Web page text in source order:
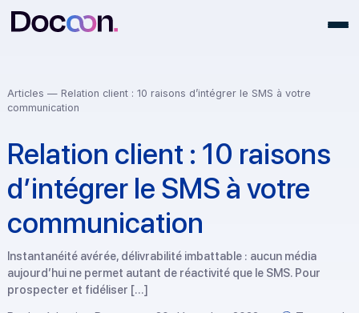
Articles— Relation client : 10 raisons d’intégrer le SMS à votre
Relation client : 10
d’intégrer le SMS à votre
communication
Instantanéité avérée, délivrabilité imbattable : aucun média